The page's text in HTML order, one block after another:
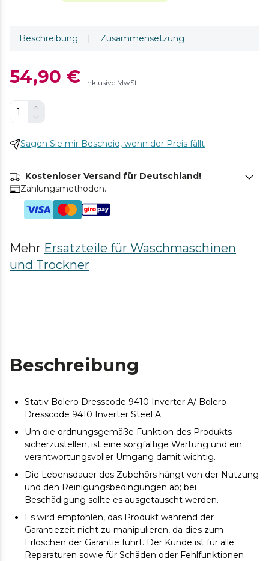
Beschreibung | Zusammensetzung
54,90 € Inklusive MwSt.
Sagen Sie mir Bescheid, wenn der Preis fällt
Kostenloser Versand für Deutschland!
Zahlungsmethoden.
Mehr Ersatzteile für Waschmaschinen
und Trockner
Beschreibung
Stativ Bolero Dresscode 9410 Inverter A/ Bolero
Dresscode 9410 Inverter Steel A
Um die ordnungsgemäße Funktion des Produkts
sicherzustellen, ist eine sorgfältige Wartung und ein
verantwortungsvoller Umgang damit wichtig.
Die Lebensdauer des Zubehörs hängt von der Nutzung
und den Reinigungsbedingungen ab; bei
Beschädigung sollte es ausgetauscht werden.
Es wird empfohlen, das Produkt während der
Garantiezeit nicht zu manipulieren, da dies zum
Erlöschen der Garantie führt. Der Kunde ist für alle
Reparaturen sowie für Schäden oder Fehlfunktionen